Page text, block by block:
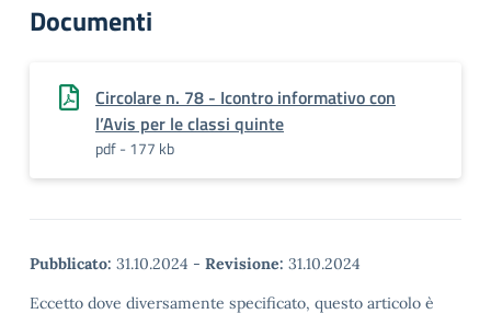
Documenti
Circolare n. 78 - Icontro informativo con
l’Avis per le classi quinte
pdf - 177 kb
Pubblicato: 31.10.2024 - Revisione: 31.10.2024
Eccetto dove diversamente specificato, questo articolo è